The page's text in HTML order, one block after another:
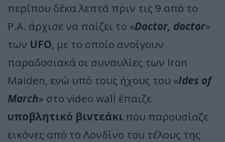
περίπου δέκα λεπτά πριν τις 9 από το
P.A. άρχισε να παίζει το «Doctor, doctor»
των UFO, με το οποίο ανοίγουν
παραδοσιακά οι συναυλίες των Iron
Maiden, ενώ υπό τους ήχους του «Ides of
March» στο video wall έπαιζε
υποβλητικό βιντεάκι που παρουσίαζε
εικόνες από το Λονδίνο του τέλους της